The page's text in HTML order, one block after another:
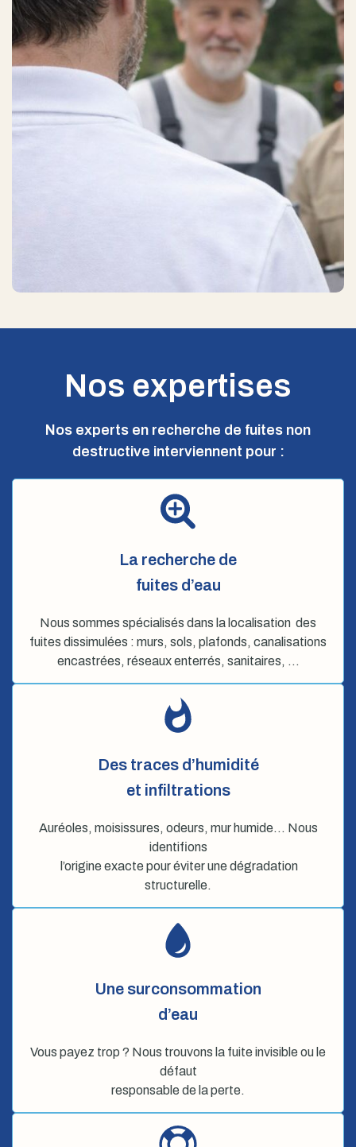
Nos expertises
Nos experts en recherche de fuites non
destructive interviennent pour :
La recherche de
fuites d’eau
Nous sommes spécialisés dans la localisation des
fuites dissimulées : murs, sols, plafonds, canalisations
encastrées, réseaux enterrés, sanitaires, …
Des traces d’humidité
et infiltrations
Auréoles, moisissures, odeurs, mur humide… Nous
identifions
l’origine exacte pour éviter une dégradation
structurelle.
Une surconsommation
d’eau
Vous payez trop ? Nous trouvons la fuite invisible ou le
défaut
responsable de la perte.